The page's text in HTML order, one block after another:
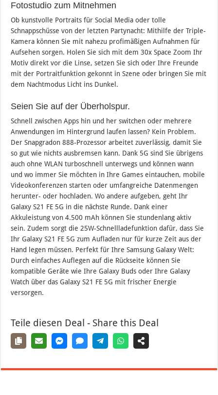
Fotostudio zum Mitnehmen
Ob kunstvolle Portraits für Social Media oder tolle
Schnappschüsse von der letzten Partynacht: Mithilfe der Triple-
Kamera können Sie mit nahezu profimäßigen Aufnahmen für
Aufsehen sorgen. Holen Sie sich mit dem 30x Space Zoom Ihr
Motiv direkt vor die Linse, setzen Sie sich oder Ihre Freunde
mit der Portraitfunktion gekonnt in Szene oder bringen Sie mit
dem Nachtmodus Licht ins Dunkel.
Seien Sie auf der Überholspur.
Schnell zwischen Apps hin und her switchen oder mehrere
Anwendungen im Hintergrund laufen lassen? Kein Problem.
Der Snapgradon 888-Prozessor arbeitet zuverlässig, damit Sie
so gut wie nichts ausbremsen kann. Dank 5G sind Sie übrigens
auch ohne WLAN turboschnell unterwegs und können wann
und wo immer Sie möchten in Ihre Games eintauchen, mobile
Videokonferenzen starten oder umfangreiche Datenmengen
herunter- oder hochladen. Wo andere aufgeben, geht Ihr
Galaxy S21 FE 5G in die nächste Runde. Dank einer
Akkuleistung von 4.500 mAh können Sie stundenlang aktiv
sein. Zudem sorgt die 25W-Schnellladefunktion dafür, dass Sie
Ihr Galaxy S21 FE 5G zum Aufladen nur für kurze Zeit aus der
Hand legen müssen. Perfekt für Ihre Samsung Galaxy Welt:
Durch einfaches Auflegen auf die Rückseite können Sie
kompatible Geräte wie Ihre Galaxy Buds oder Ihre Galaxy
Watch über das Galaxy S21 FE 5G mit frischer Energie
versorgen.
Teile diesen Deal - Share this Deal